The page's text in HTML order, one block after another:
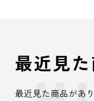
最近見
最近見た商品があり